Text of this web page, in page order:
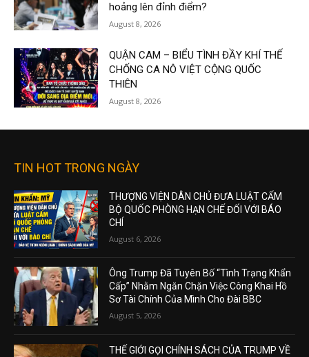
hoảng lên đỉnh điểm?
August 8, 2026
QUẬN CAM – BIỂU TÌNH ĐẦY KHÍ THẾ
CHỐNG CA NÔ VIỆT CỘNG QUỐC
THIÊN
August 8, 2026
TIN HOT TRONG NGÀY
THƯỢNG VIỆN DÂN CHỦ ĐƯA LUẬT CẤM
BỘ QUỐC PHÒNG HẠN CHẾ ĐỐI VỚI BÁO
CHÍ
August 6, 2026
Ông Trump Đã Tuyên Bố “Tình Trạng Khẩn
Cấp” Nhằm Ngăn Chặn Việc Công Khai Hồ
Sơ Tài Chính Của Mình Cho Đài BBC
August 5, 2026
THẾ GIỚI GỌI CHÍNH SÁCH CỦA TRUMP VỀ